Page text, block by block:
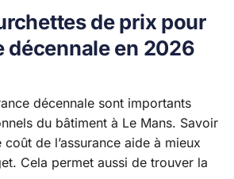
de prix pour
décennale en 2026
décennale sont importants
du bâtiment à Le Mans. Savoir
de l’assurance aide à mieux
Cela permet aussi de trouver la